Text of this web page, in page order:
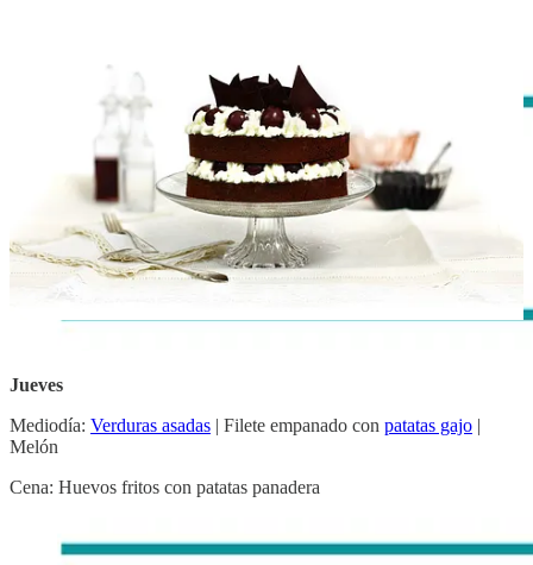
Miércoles
Dahl de lentejas|Gallina en pepitoria| Melocotones
Cena:Puerros confitados con perejil
Jueves
Mediodía: Verduras asadas | Filete empanado con patatas gajo |
Melón
Cena: Huevos fritos con patatas panadera